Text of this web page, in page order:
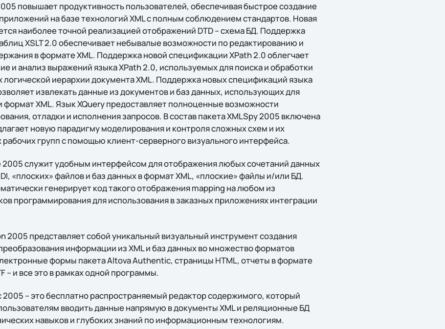
повышает продуктивность пользователей, обеспечивая быстрое создание
на базе технологий XML с полным соблюдением стандартов. Новая
наиболее точной реализацией отображений DTD – схема БД. Поддержка
XSLT 2.0 обеспечивает небывалые возможности по редактированию и
в формате XML. Поддержка новой спецификации XPath 2.0 облегчает
и анализ выражений языка XPath 2.0, используемых для поиска и обработки
иерархии документа XML. Поддержка новых спецификаций языка
извлекать данные из документов и баз данных, использующих для
XML. Язык XQuery предоставляет полноценные возможности
отладки и исполнения запросов. В состав пакета XMLSpy 2005 включена
новую парадигму моделирования и контроля сложных схем и их
групп с помощью клиент-серверного визуального интерфейса.
2005 служит удобным интерфейсом для отображения любых сочетаний данных
«плоских» файлов и баз данных в формат XML, «плоские» файлы и/или БД.
генерирует код такого отображения mapping на любом из
программирования для использования в заказных приложениях интеграции
2005 представляет собой уникальный визуальный инструмент создания
информации из XML и баз данных во множество форматов
формы пакета Altova Authentic, страницы HTML, отчеты в формате
– и все это в рамках одной программы.
– это бесплатно распространяемый редактор содержимого, который
вводить данные напрямую в документы XML и реляционные БД
навыков и глубоких знаний по информационным технологиям.